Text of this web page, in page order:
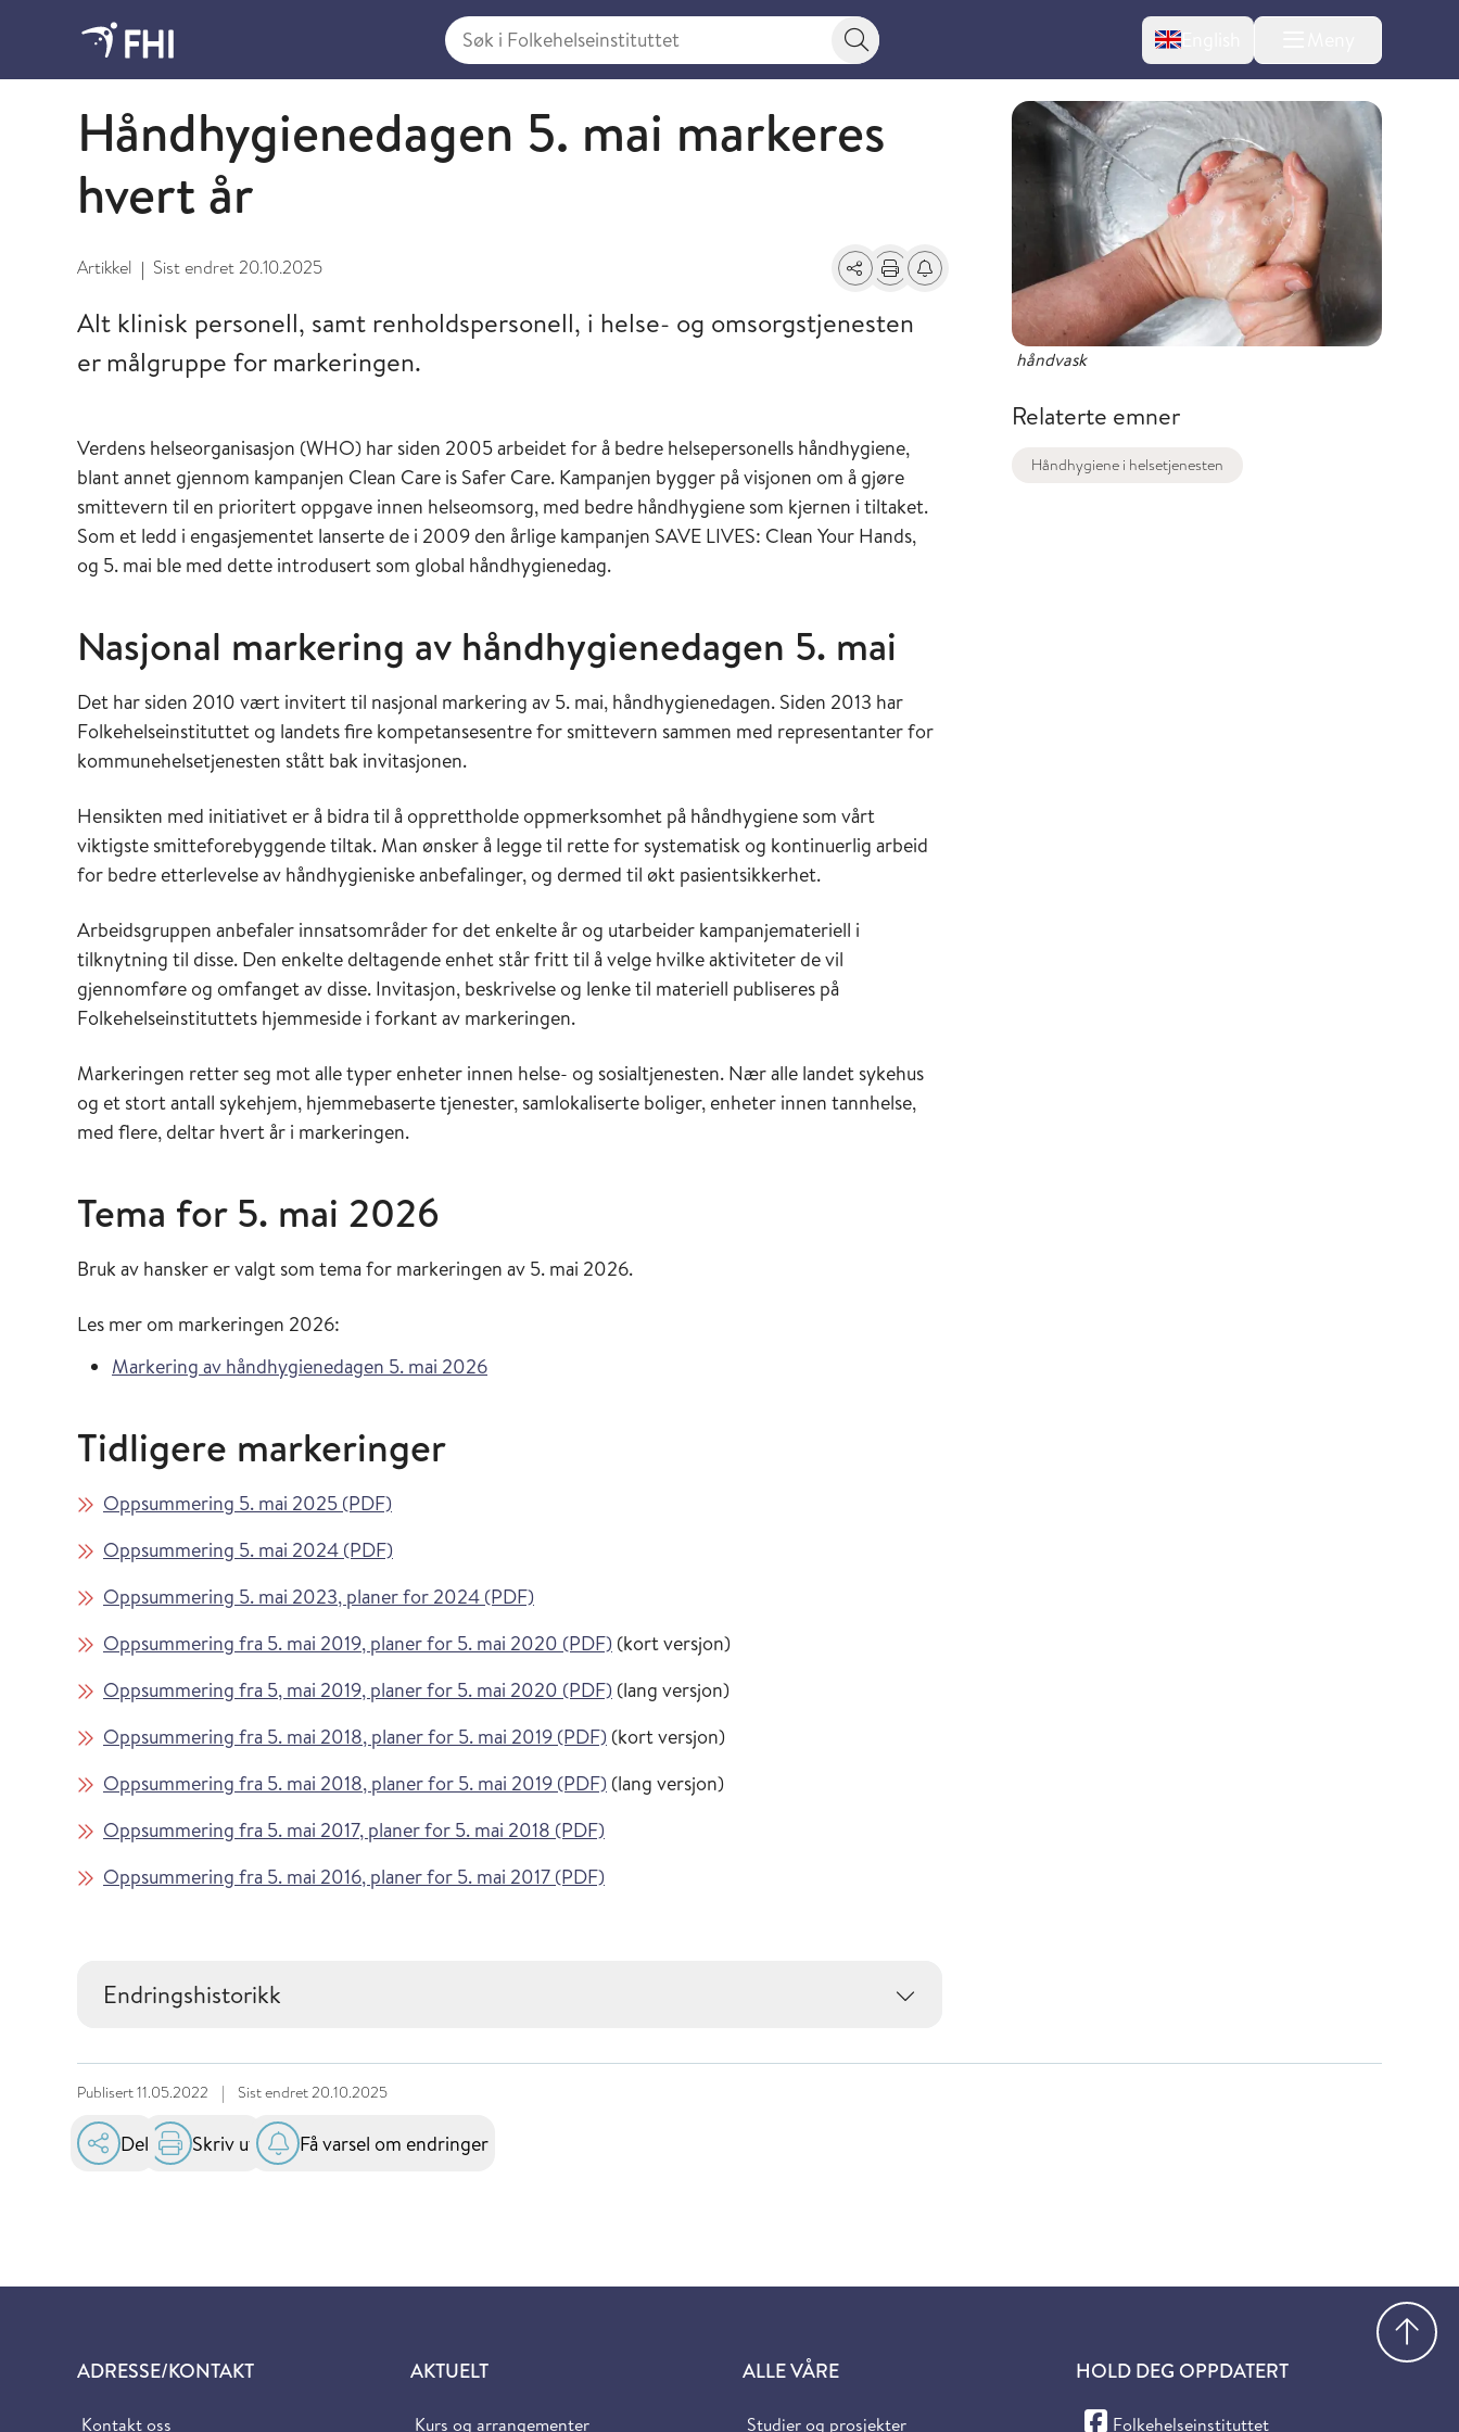
Søk i Folkehelseinstituttet
Søkeknapp English
Håndhygiene i helsetjenesten
Håndhygienedagen 5. mai markeres
hvert år
Artikkel | Sist endret20.10.2025 Del Skriv utFå varsel om endringer
Alt klinisk personell, samt renholdspersonell, i helse- og omsorgstjenesten
er målgruppe for markeringen.
Verdens helseorganisasjon (WHO) har siden 2005 arbeidet for å bedre helsepersonells håndhygiene,
blant annet gjennom kampanjen Clean Care is Safer Care. Kampanjen bygger på visjonen om å gjøre
smittevern til en prioritert oppgave innen helseomsorg, med bedre håndhygiene som kjernen i tiltaket.
Som et ledd i engasjementet lanserte de i 2009 den årlige kampanjen SAVE LIVES: Clean Your Hands,
og 5. mai ble med dette introdusert som global håndhygienedag.
Nasjonal markering av håndhygienedagen 5. mai
Det har siden 2010 vært invitert til nasjonal markering av 5. mai, håndhygienedagen. Siden 2013 har
Folkehelseinstituttet og landets fire kompetansesentre for smittevern sammen med representanter for
kommunehelsetjenesten stått bak invitasjonen.
Hensikten med initiativet er å bidra til å opprettholde oppmerksomhet på håndhygiene som vårt
viktigste smitteforebyggende tiltak. Man ønsker å legge til rette for systematisk og kontinuerlig arbeid
for bedre etterlevelse av håndhygieniske anbefalinger, og dermed til økt pasientsikkerhet.
Arbeidsgruppen anbefaler innsatsområder for det enkelte år og utarbeider kampanjemateriell i
tilknytning til disse. Den enkelte deltagende enhet står fritt til å velge hvilke aktiviteter de vil
gjennomføre og omfanget av disse. Invitasjon, beskrivelse og lenke til materiell publiseres på
Folkehelseinstituttets hjemmeside i forkant av markeringen.
Markeringen retter seg mot alle typer enheter innen helse- og sosialtjenesten. Nær alle landet sykehus
og et stort antall sykehjem, hjemmebaserte tjenester, samlokaliserte boliger, enheter innen tannhelse,
med flere, deltar hvert år i markeringen.
Tema for 5. mai 2026
Bruk av hansker er valgt som tema for markeringen av 5. mai 2026.
Les mer om markeringen 2026:
Markering av håndhygienedagen 5. mai 2026
Tidligere markeringer
Oppsummering 5. mai 2025 (PDF)
Oppsummering 5. mai 2024 (PDF)
Oppsummering 5. mai 2023, planer for 2024 (PDF)
Oppsummering fra 5. mai 2019, planer for 5. mai 2020 (PDF) (kort versjon)
Oppsummering fra 5, mai 2019, planer for 5. mai 2020 (PDF) (lang versjon)
Oppsummering fra 5. mai 2018, planer for 5. mai 2019 (PDF) (kort versjon)
Oppsummering fra 5. mai 2018, planer for 5. mai 2019 (PDF) (lang versjon)
Oppsummering fra 5. mai 2017, planer for 5. mai 2018 (PDF)
Oppsummering fra 5. mai 2016, planer for 5. mai 2017 (PDF)
Endringshistorikk
håndvask
Relaterte emner
Håndhygiene i helsetjenesten
Publisert11.05.2022 | Sist endret20.10.2025
Del Skriv ut Få varsel om endringer
ADRESSE/KONTAKT
Kontakt oss
AKTUELT
Kurs og arrangementer
ALLE VÅRE
Studier og prosjekter
HOLD DEG OPPDATERT
Folkehelseinstituttet
(Facebook)